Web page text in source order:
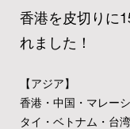
香港を皮切りに
れました！
【アジア】
香港・中国・マレー
タイ・ベトナム・台